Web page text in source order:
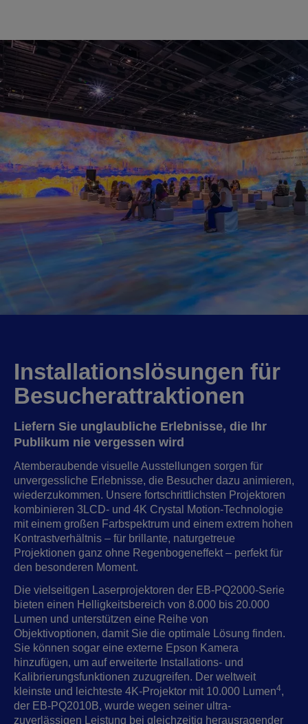
Installationslösungen für
Besucherattraktionen
Liefern Sie unglaubliche Erlebnisse, die Ihr
Publikum nie vergessen wird
Atemberaubende visuelle Ausstellungen sorgen für
unvergessliche Erlebnisse, die Besucher dazu animieren,
wiederzukommen. Unsere fortschrittlichsten Projektoren
kombinieren 3LCD- und 4K Crystal Motion-Technologie
mit einem großen Farbspektrum und einem extrem hohen
Kontrastverhältnis – für brillante, naturgetreue
Projektionen ganz ohne Regenbogeneffekt ‒ perfekt für
den besonderen Moment.
Die vielseitigen Laserprojektoren der EB-PQ2000-Serie
bieten einen Helligkeitsbereich von 8.000 bis 20.000
Lumen und unterstützen eine Reihe von
Objektivoptionen, damit Sie die optimale Lösung finden.
Sie können sogar eine externe Epson Kamera
hinzufügen, um auf erweiterte Installations- und
Kalibrierungsfunktionen zuzugreifen. Der weltweit
kleinste und leichteste 4K-Projektor mit 10.000 Lumen4,
der EB-PQ2010B, wurde wegen seiner ultra-
zuverlässigen Leistung bei gleichzeitig herausragender